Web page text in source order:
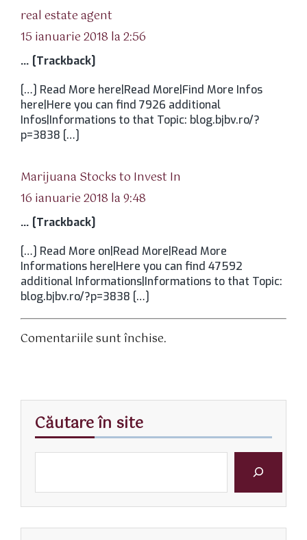
real estate agent
15 ianuarie 2018 la 2:56
… [Trackback]
[…] Read More here|Read More|Find More Infos
here|Here you can find 7926 additional
Infos|Informations to that Topic: blog.bjbv.ro/?
p=3838 […]
Marijuana Stocks to Invest In
16 ianuarie 2018 la 9:48
… [Trackback]
[…] Read More on|Read More|Read More
Informations here|Here you can find 47592
additional Informations|Informations to that Topic:
blog.bjbv.ro/?p=3838 […]
Comentariile sunt închise.
Căutare în site